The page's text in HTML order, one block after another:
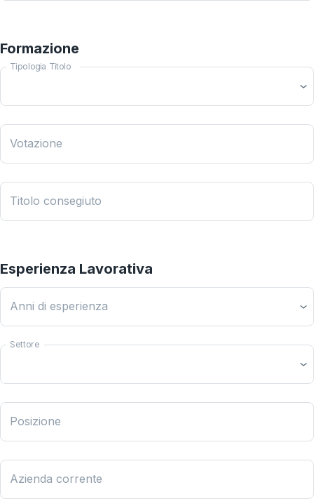
Formazione
Tipologia Titolo
Votazione
Titolo consegiuto
Esperienza Lavorativa
Anni di esperienza
Settore
Posizione
Azienda corrente